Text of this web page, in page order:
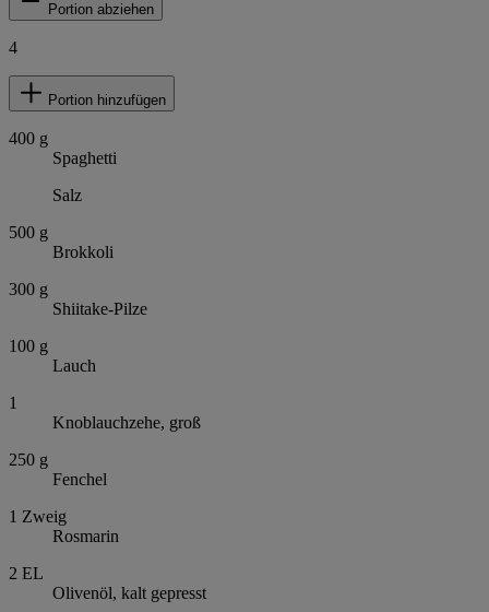
Portion abziehen
4
Portion hinzufügen
400 g
Spaghetti
Salz
500 g
Brokkoli
300 g
Shiitake-Pilze
100 g
Lauch
1
Knoblauchzehe, groß
250 g
Fenchel
1 Zweig
Rosmarin
2 EL
Olivenöl, kalt gepresst